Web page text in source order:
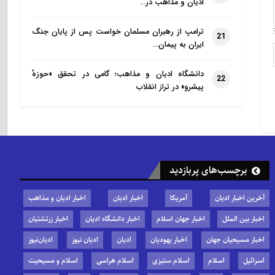
21
ترامپ از رهبران مسلمان خواست پس از پایان جنگ
ایران به پیمان…
22
دانشگاه ادیان و مذاهب؛ گامی در تحقق «حوزهٔ
پیشرو» در تراز انقلاب
برچسب‌های پربازدید
آخرین اخبار ادیان آمریکا اخبار ادیان
اخبار ادیان و مذاهب
اخبار بین الملل
اخبار جهان اسلام اخبار دانشگاه ادیان
اخبار زرتشتیان
اخبار مسیحیان جهان
اخبار یهودیان ادیان ادیان نیوز
ادیان‌نیوز
اسرائیل
اسلام اسلام ستیزی اسلام هراسی اسلام و مسیحیت